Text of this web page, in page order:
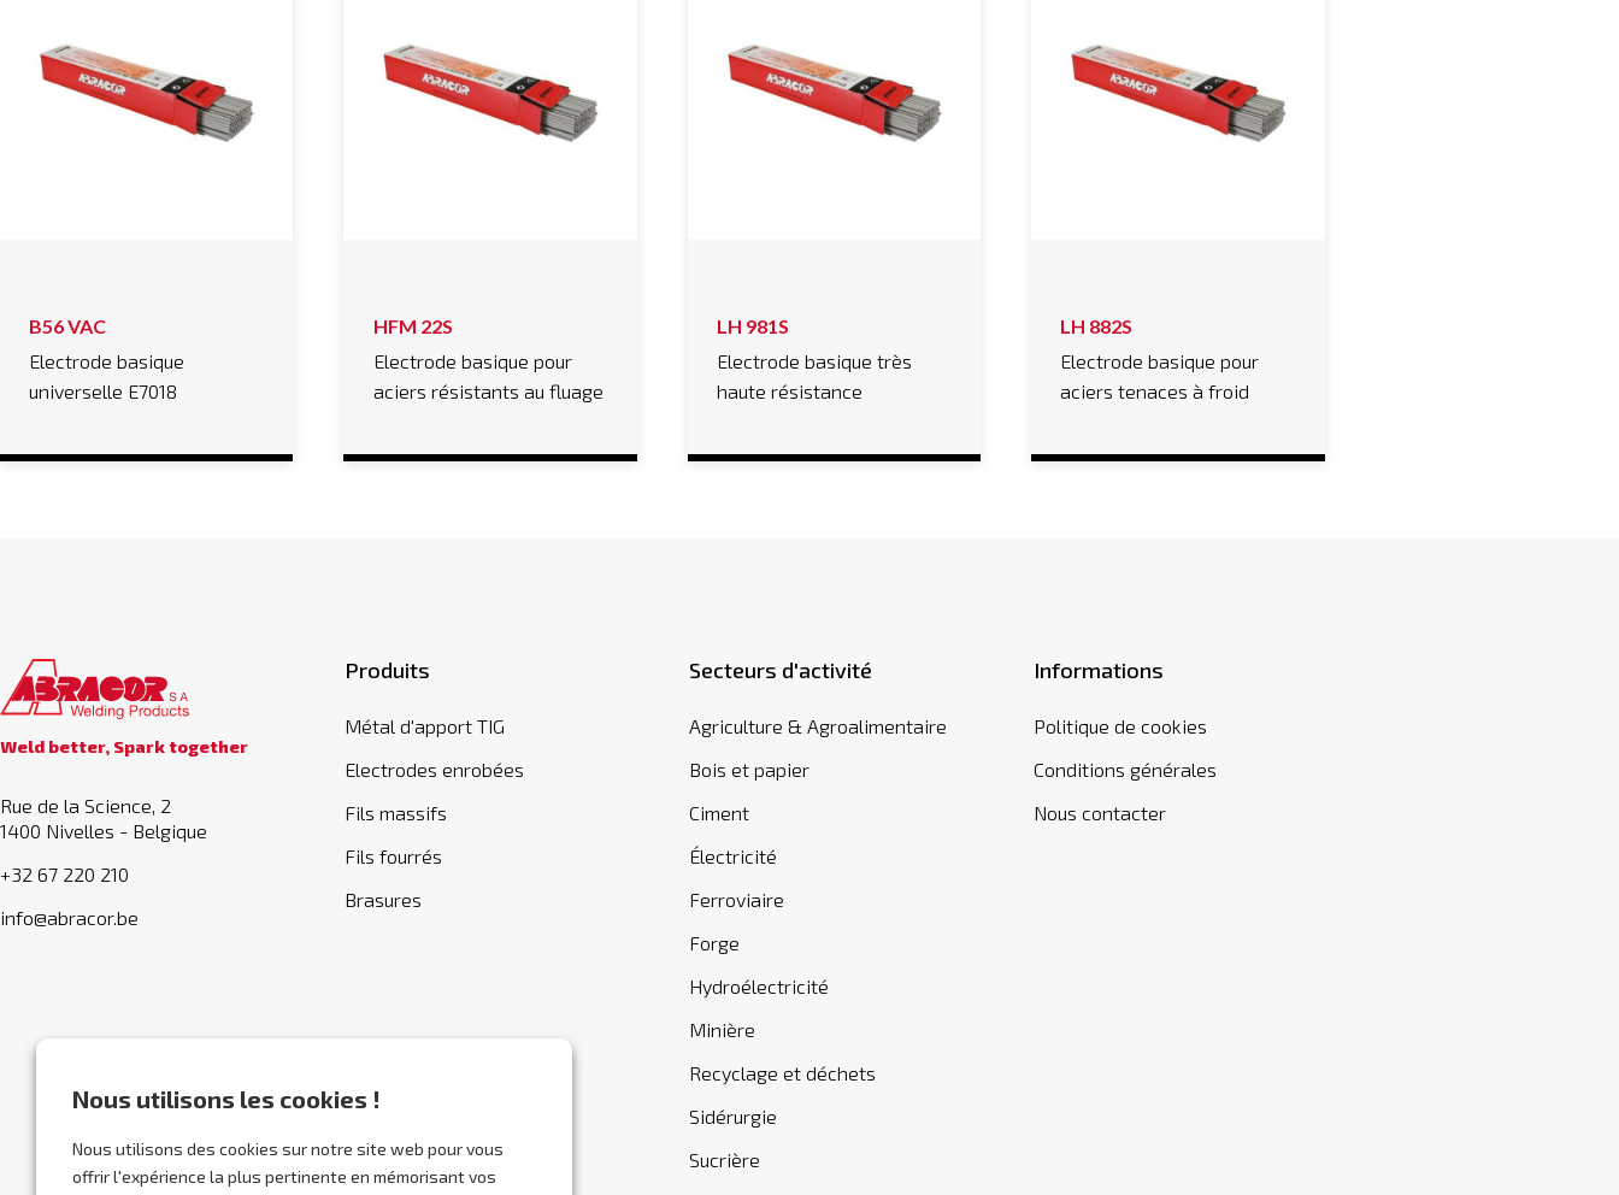
B56 VAC
Electrode basique
universelle E7018
HFM 22S
Electrode basique pour
aciers résistants au fluage
LH 981S
Electrode basique très
haute résistance
LH 882S
Electrode basique pour
aciers tenaces à froid
Nous utilisons les cookies !
Nous utilisons des cookies sur notre site web pour vous
offrir l'expérience la plus pertinente en mémorisant vos
Weld better, Spark together
Rue de la Science, 2
1400 Nivelles - Belgique
+32 67 220 210
info@abracor.be
Produits
Métal d'apport TIG
Electrodes enrobées
Fils massifs
Fils fourrés
Brasures
Secteurs d'activité
Agriculture & Agroalimentaire
Bois et papier
Ciment
Électricité
Ferroviaire
Forge
Hydroélectricité
Minière
Recyclage et déchets
Sidérurgie
Sucrière
Informations
Politique de cookies
Conditions générales
Nous contacter